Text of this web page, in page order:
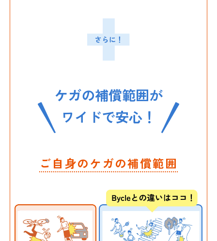
ケガの補償範囲が
ワイドで安心！
ご自身のケガの補償範囲